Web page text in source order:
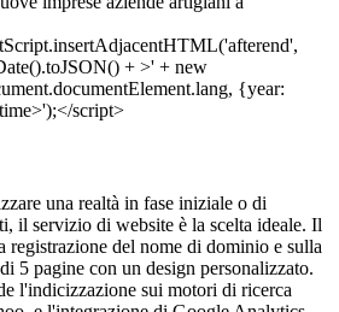
una realtà in fase iniziale o di
il servizio di website è la scelta ideale. Il
registrazione del nome di dominio e sulla
5 pagine con un design personalizzato.
l'indicizzazione sui motori di ricerca